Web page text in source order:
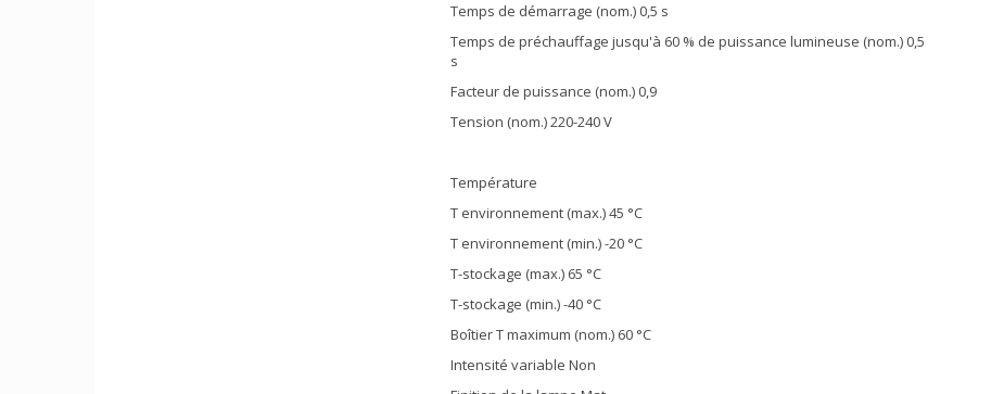
Temps de démarrage (nom.) 0,5 s
Temps de préchauffage jusqu'à 60 % de puissance lumineuse (nom.) 0,5
s
Facteur de puissance (nom.) 0,9
Tension (nom.) 220-240 V
Température
T environnement (max.) 45 °C
T environnement (min.) -20 °C
T-stockage (max.) 65 °C
T-stockage (min.) -40 °C
Boîtier T maximum (nom.) 60 °C
Intensité variable Non